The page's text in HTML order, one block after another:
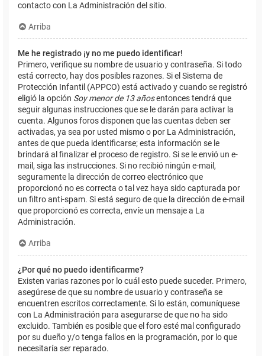
contacto con La Administración del sitio.
Arriba
Me he registrado ¡y no me puedo identificar!
Primero, verifique su nombre de usuario y contraseña. Si todo
está correcto, hay dos posibles razones. Si el Sistema de
Protección Infantil (APPCO) está activado y cuando se registró
eligió la opción Soy menor de 13 añosentonces tendrá que
seguir algunas instrucciones que se le darán para activar la
cuenta. Algunos foros disponen que las cuentas deben ser
activadas, ya sea por usted mismo o por La Administración,
antes de que pueda identificarse; esta información se le
brindará al finalizar el proceso de registro. Si se le envió un e-
mail, siga las instrucciones. Si no recibió ningún e-mail,
seguramente la dirección de correo electrónico que
proporcionó no es correcta o tal vez haya sido capturada por
un filtro anti-spam. Si está seguro de que la dirección de e-mail
que proporcionó es correcta, envíe un mensaje a La
Administración.
Arriba
¿Por qué no puedo identificarme?
Existen varias razones por lo cuál esto puede suceder. Primero,
asegúrese de que su nombre de usuario y contraseña se
encuentren escritos correctamente. Si lo están, comuníquese
con La Administración para asegurarse de que no ha sido
excluido. También es posible que el foro esté mal configurado
por su dueño y/o tenga fallos en la programación, por lo que
necesitaría ser reparado.